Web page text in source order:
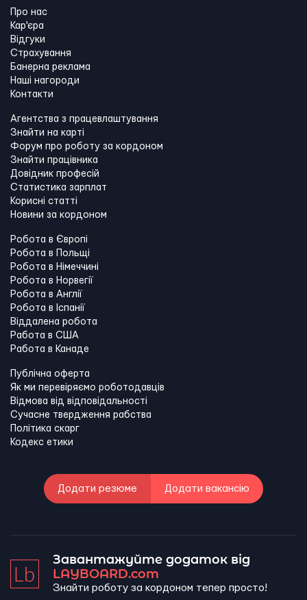
Про нас
Кар'єра
Відгуки
Страхування
Банерна реклама
Наші нагороди
Контакти
Агентства з працевлаштування
Знайти на карті
Форум про роботу за кордоном
Знайти працівника
Довідник професій
Статистика зарплат
Корисні статті
Новини за кордоном
Робота в Європі
Робота в Польщі
Робота в Німеччині
Робота в Норвегії
Робота в Англії
Робота в Іспанії
Віддалена робота
Работа в США
Работа в Канадe
Публічна оферта
Як ми перевіряємо роботодавців
Відмова від відповідальності
Сучасне твердження рабства
Політика скарг
Кодекс етики
Додати резюме Додати вакансію
Завантажуйте додаток від
LAYBOARD.com
Знайти роботу за кордоном тепер просто!